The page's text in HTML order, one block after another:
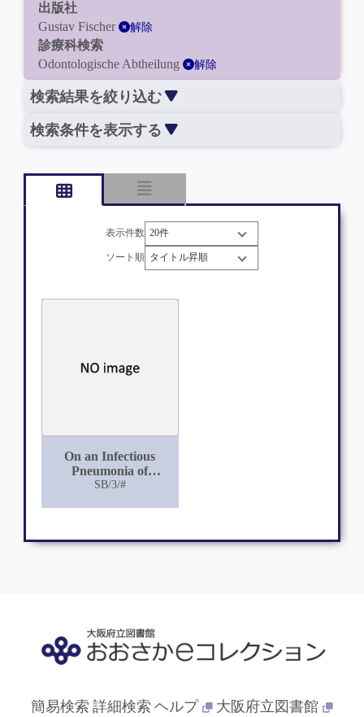
出版社
Gustav Fischer
解除
診療科検索
Odontologische Abtheilung
解除
検索結果を絞り込む
検索条件を表示する
表示件数
ソート順
On an Infectious
Pneumonia of
Rabbits, and its
SB/3/#
簡易検索 詳細検索 ヘルプ 大阪府立図書館